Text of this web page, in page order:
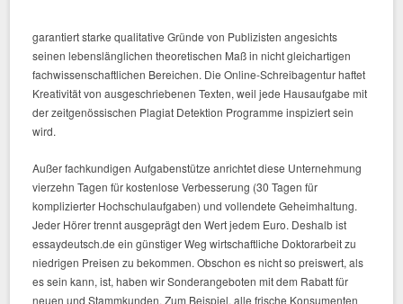
garantiert starke qualitative Gründe von Publizisten angesichts
seinen lebenslänglichen theoretischen Maß in nicht gleichartigen
fachwissenschaftlichen Bereichen. Die Online-Schreibagentur haftet
Kreativität von ausgeschriebenen Texten, weil jede Hausaufgabe mit
der zeitgenössischen Plagiat Detektion Programme inspiziert sein
wird.
Außer fachkundigen Aufgabenstütze anrichtet diese Unternehmung
vierzehn Tagen für kostenlose Verbesserung (30 Tagen für
komplizierter Hochschulaufgaben) und vollendete Geheimhaltung.
Jeder Hörer trennt ausgeprägt den Wert jedem Euro. Deshalb ist
essaydeutsch.de ein günstiger Weg wirtschaftliche Doktorarbeit zu
niedrigen Preisen zu bekommen. Obschon es nicht so preiswert, als
es sein kann, ist, haben wir Sonderangeboten mit dem Rabatt für
neuen und Stammkunden. Zum Beispiel, alle frische Konsumenten